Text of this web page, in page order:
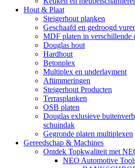
Hout & Plaat
Steigerhout planken
Geschaafd en gedroogd
MDF platen in verschillende
Douglas hout
Hardhout
Betonplex
Multiplex en underlayment
Aftimmeringen
Steigerhout Producten
Terrasplanken
OSB platen
Douglas exlusieve
schuindak
Gegronde platen multiplexen
Gereedschap & Machines
Ontdek Topkwaliteit met
NEO Automotive